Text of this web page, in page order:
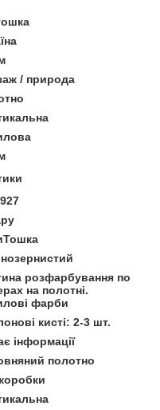
/ природа
розфарбування по
на полотні.
фарби
кисті: 2-3 шт.
інформації
полотно